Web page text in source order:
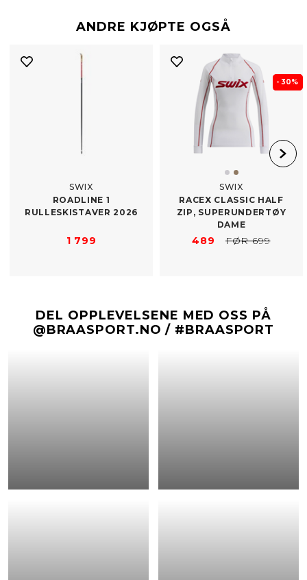
ANDRE KJØPTE OGSÅ
SWIX
ROADLINE 1
RULLESKISTAVER 2026
1 799
- 30%
SWIX
RACEX CLASSIC HALF
ZIP, SUPERUNDERTØY
DAME
489 FØR 699
DEL OPPLEVELSENE MED OSS PÅ
@BRAASPORT.NO / #BRAASPORT